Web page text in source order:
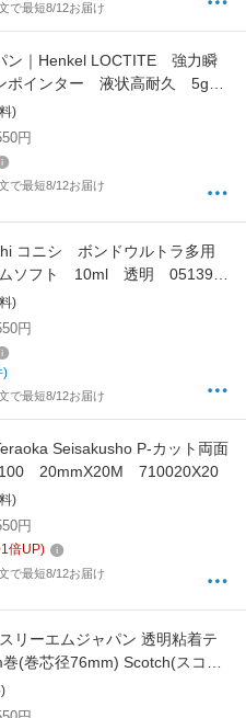
で最短8/12お届け
ン｜Henkel LOCTITE 強力瞬
ポインター 液状高耐久 5g
)
円
で最短8/12お届け
コニシ ボンドウルトラ多用
ムソフト 10ml 透明 05139
メージです。実際の商品とは
)
円
)
で最短8/12お届け
Seisakusho P-カット両面
20mmX20M 710020X20
)
円
1倍UP)
で最短8/12お届け
リーエムジャパン 透明粘着テ
(巻芯径76mm) Scotch(スコッ